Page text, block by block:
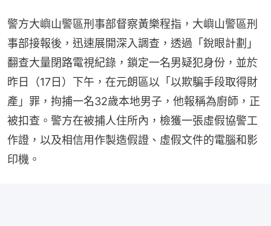
警方大嶼山警區刑事部督察黃樂程指，大嶼山警區刑
事部接報後，迅速展開深入調查，透過「銳眼計劃」
翻查大量閉路電視紀錄，鎖定一名男疑犯身份，並於
昨日（17日）下午，在元朗區以「以欺騙手段取得財
產」罪，拘捕一名32歲本地男子，他報稱為廚師，正
被扣查。警方在被捕人住所內，檢獲一張虛假協警工
作證，以及相信用作製造假證、虛假文件的電腦和影
印機。